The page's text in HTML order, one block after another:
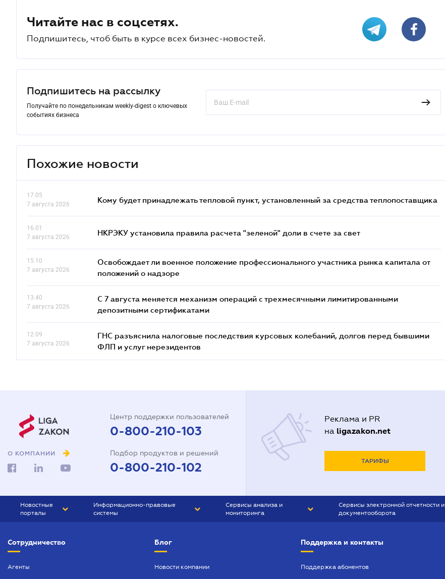
Читайте нас в соцсетях.
Подпишитесь, чтоб быть в курсе всех бизнес-новостей.
Подпишитесь на рассылку
Получайте по понедельникам weekly-digest о ключевых
событиях бизнеса
Похожие новости
17.05
7 августа 2026
Кому будет принадлежать тепловой пункт, установленный за средства теплопоставщика
16.01
7 августа 2026
НКРЭКУ установила правила расчета "зеленой" доли в счете за свет
15.10
7 августа 2026
Освобождает ли военное положение профессионального участника рынка капитала от
положений о надзоре
13.40
7 августа 2026
С 7 августа меняется механизм операций с трехмесячными лимитированными
депозитными сертификатами
12.09
7 августа 2026
ГНС разъяснила налоговые последствия курсовых колебаний, долгов перед бывшими
ФЛП и услуг нерезидентов
О КОМПАНИИ
Центр поддержки пользователей
0-800-210-103
Подбор продуктов и решений
0-800-210-102
Реклама и PR
на ligazakon.net
ТАРИФЫ
Новостные
порталы
БИЗНЕС
Информационно-правовые
системы
Сервисы анализа и
мониторинга
Сервисы электронной отчетности и
документооборота
Сотрудничество
Агенты
Блог
Новости компании
Поддержка и контакты
Поддержка абонентов